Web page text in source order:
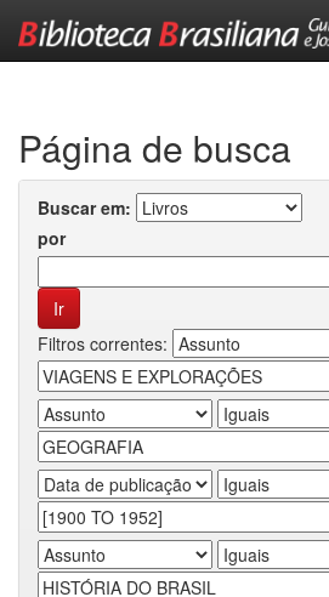
Página de busca
Buscar em:
por
Filtros correntes: